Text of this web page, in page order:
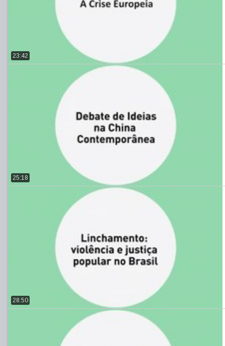
23:42
25:18
28:50